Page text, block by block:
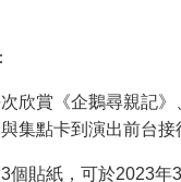
次欣賞《企鵝尋親記
集點卡到演出前台
個貼紙，可於2023年